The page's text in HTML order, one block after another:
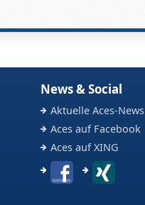
News & Social
Aktuelle Aces-News
Aces auf Facebook
Aces auf XING